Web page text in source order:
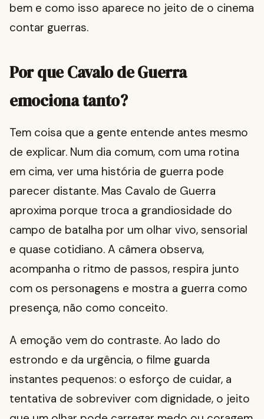
bem e como isso aparece no jeito de o cinema
contar guerras.
Por que Cavalo de Guerra
emociona tanto?
Tem coisa que a gente entende antes mesmo
de explicar. Num dia comum, com uma rotina
em cima, ver uma história de guerra pode
parecer distante. Mas Cavalo de Guerra
aproxima porque troca a grandiosidade do
campo de batalha por um olhar vivo, sensorial
e quase cotidiano. A câmera observa,
acompanha o ritmo de passos, respira junto
com os personagens e mostra a guerra como
presença, não como conceito.
A emoção vem do contraste. Ao lado do
estrondo e da urgência, o filme guarda
instantes pequenos: o esforço de cuidar, a
tentativa de sobreviver com dignidade, o jeito